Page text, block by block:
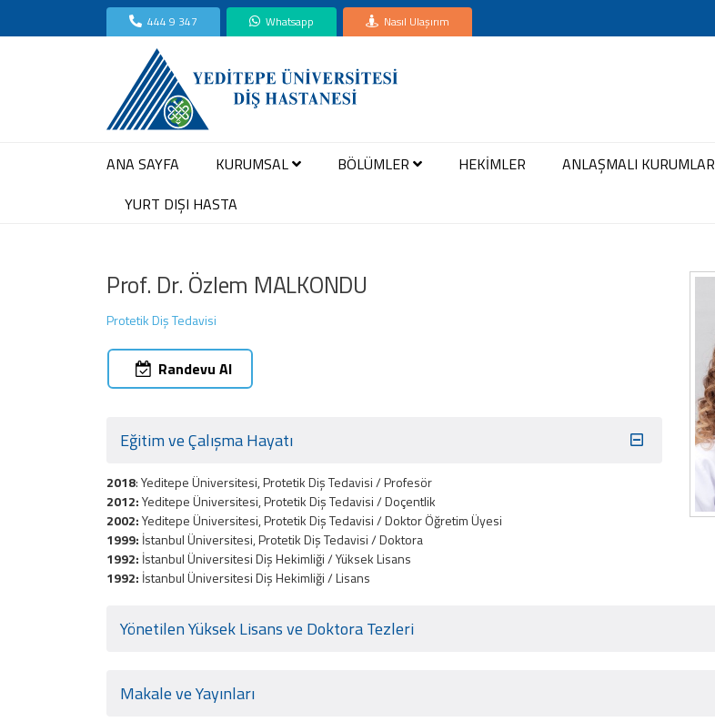
444 9 347 Whatsapp Nasıl Ulaşırım
ANA SAYFA KURUMSAL BÖLÜMLER HEKİMLER ANLAŞMALI KURUMLAR
YURT DIŞI HASTA
Prof. Dr. Özlem MALKONDU
Protetik Diş Tedavisi
Randevu Al
Eğitim ve Çalışma Hayatı
2018: Yeditepe Üniversitesi, Protetik Diş Tedavisi / Profesör
2012:Yeditepe Üniversitesi, Protetik Diş Tedavisi / Doçentlik
2002:Yeditepe Üniversitesi, Protetik Diş Tedavisi / Doktor Öğretim Üyesi
1999: İstanbul Üniversitesi, Protetik Diş Tedavisi / Doktora
1992: İstanbul Üniversitesi Diş Hekimliği / Yüksek Lisans
1992: İstanbul Üniversitesi Diş Hekimliği / Lisans
Yönetilen Yüksek Lisans ve Doktora Tezleri
Makale ve Yayınları